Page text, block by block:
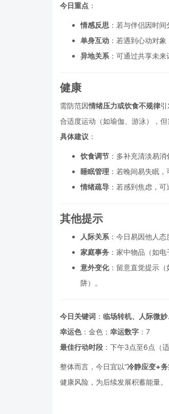
今日重点 ：
情感反思 ：若与伴侣因时
单身互动 ：若遇到心动对
异地关系 ：可通过共享未
健康
需防范因情绪压力或饮食不规律
合适度运动（如瑜伽、游泳），
具体建议 ：
饮食调节 ：多补充清淡易
睡眠管理 ：若晚间易失眠
情绪疏导 ：若感到焦虑，
其他提示
人际关系 ：今日易因他人
家庭事务 ：家中物品（如
意外变化：留意直觉提示
阱）。
今日关键词 ： 临场转机、人际微
幸运色：金色； 幸运数字 ：7
最佳行动时段 ：下午3点至6点（
整体而言，今日宜以“冷静应变+
健康风险，为后续发展积蓄能量。